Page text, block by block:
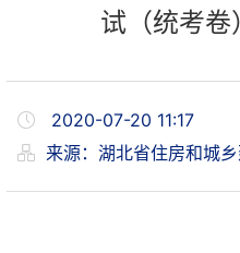
试（统考卷
2020-07-20 11:17
来源： 湖北省住房和城